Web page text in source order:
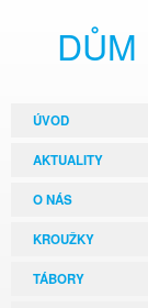
DŮM
ÚVOD
AKTUALITY
O NÁS
KROUŽKY
TÁBORY